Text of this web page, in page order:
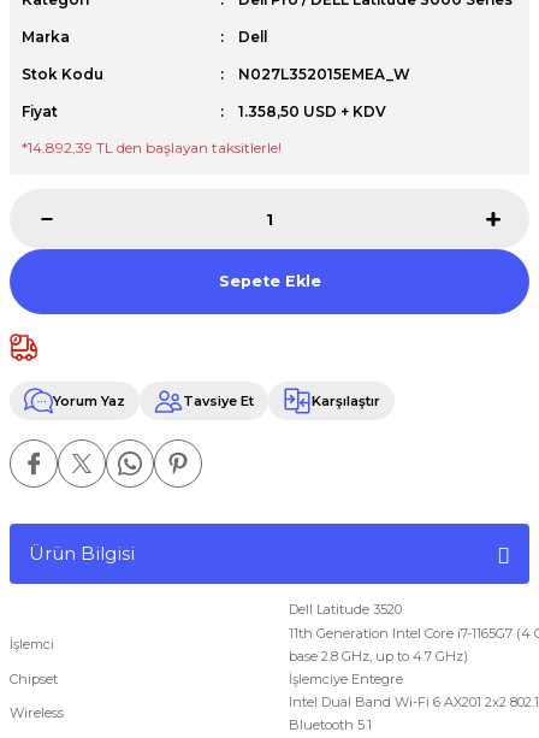
/ XPS+GPU
Marka Dell
Stok Kodu N027L352015EMEA_W
Fiyat
1.358,50 USD + KDV
*14.892,39 TL den başlayan taksitlerle!
Sepete Ekle
Yorum Yaz Tavsiye Et Karşılaştır
Ürün Bilgisi
Dell Latitude 3520
İşlemci
11th Generation Intel Core i7-1165G7 (4
base 2.8 GHz, up to 4.7 GHz)
Chipset
İşlemciye Entegre
Wireless
Intel Dual Band Wi-Fi 6 AX201 2x2
Bluetooth 5.1